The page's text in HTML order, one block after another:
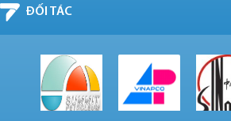
ĐỐI TÁC